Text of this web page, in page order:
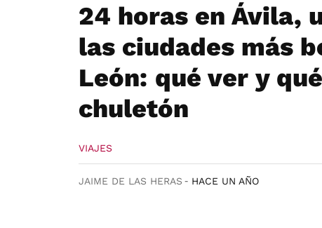
24 horas en Ávila,
las ciudades más
León: qué ver y
chuletón
VIAJES
JAIME DE LAS HERAS HACE UN AÑO